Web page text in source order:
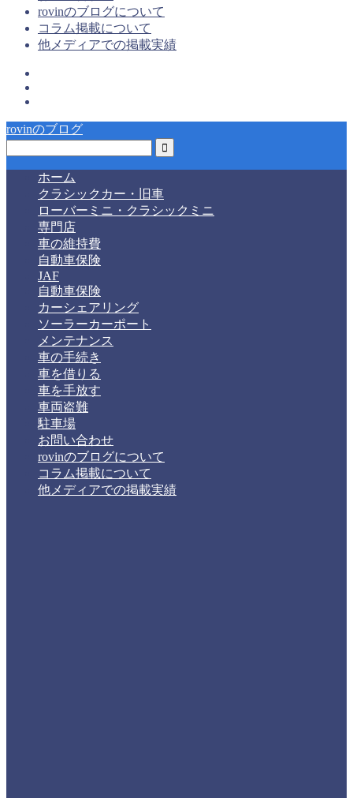
rovinのブログについて
コラム掲載について
他メディアでの掲載実績
rovinのブログ
ホーム
クラシックカー・旧車
ローバーミニ・クラシックミニ
専門店
車の維持費
自動車保険
JAF
自動車保険
カーシェアリング
ソーラーカーポート
メンテナンス
車の手続き
車を借りる
車を手放す
車両盗難
駐車場
お問い合わせ
rovinのブログについて
コラム掲載について
他メディアでの掲載実績